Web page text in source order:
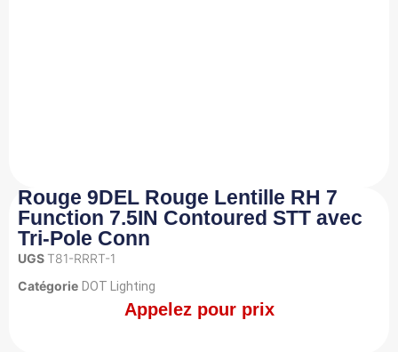
Rouge 9DEL Rouge Lentille RH 7
Function 7.5IN Contoured STT avec
Tri-Pole Conn
UGST81-RRRT-1
Catégorie DOT Lighting
Appelez pour prix